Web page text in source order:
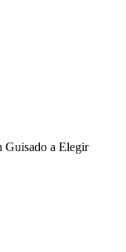
Guisado a Elegir